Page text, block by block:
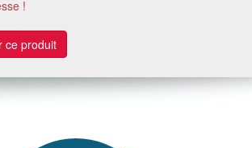
!
ce produit